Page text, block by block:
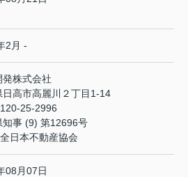
2月 -
発株式会社
日高市高麗川２丁目1-14
25-2996
知事 (9) 第12696号
日本不動産協会
08月07日